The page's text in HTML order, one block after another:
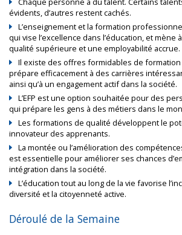
évidents, d’autres restent cachés.
L’enseignement et la formation
qui vise l’excellence dans l’éducation, et mène
qualité supérieure et une employabilité accrue.
Il existe des offres formidables de
prépare efficacement à des carrières
ainsi qu’à un engagement actif dans la société.
L’EFP est une option souhaitée pour des
qui prépare les gens à des métiers dans le
Les formations de qualité développent le
innovateur des apprenants.
La montée ou l’amélioration des
est essentielle pour améliorer ses chances
intégration dans la société.
L’éducation tout au long de la vie favorise
diversité et la citoyenneté active.
Déroulé de la Semaine